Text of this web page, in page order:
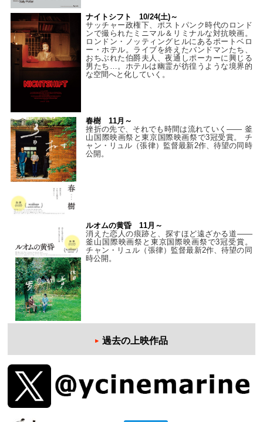
ナイトシフト 10/24(土)～
サッチャー政権下、ポストパンク時代のロンド
ンで撮られたミニマル＆リミナルな対抗映画。
ロンドン・ノッティングヒルにあるポートベロ
ー・ホテル。ライブを終えたバンドマンたち、
おちぶれた伯爵夫人、夜通しポーカーに興じる
男たち…。ホテルは幽霊が彷徨うような境界的
な空間へと化していく。
春樹 11月～
挫折の先で、それでも時間は流れていく—— 釜
山国際映画祭と東京国際映画祭で3冠受賞。 チ
ャン・リュル（張律）監督最新2作、待望の同時
公開。
ルオムの黄昏 11月～
消えた恋人の痕跡と、探すほど遠ざかる道——
釜山国際映画祭と東京国際映画祭で3冠受賞。
チャン・リュル（張律）監督最新2作、待望の同
時公開。
過去の上映作品